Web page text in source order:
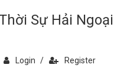
Sự Hải Ngoại
Login / Register